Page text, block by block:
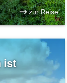
zur Reise
ist